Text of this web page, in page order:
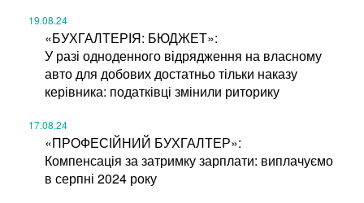
19.08.24
«БУХГАЛТЕРІЯ: БЮДЖЕТ»:
У разі одноденного відрядження на власному
авто для добових достатньо тільки наказу
керівника: податківці змінили риторику
17.08.24
«ПРОФЕСІЙНИЙ БУХГАЛТЕР»:
Компенсація за затримку зарплати: виплачуємо
в серпні 2024 року